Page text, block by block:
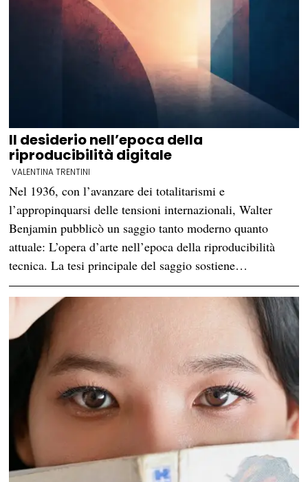
Il desiderio nell’epoca della
riproducibilità digitale
VALENTINA TRENTINI
Nel 1936, con l’avanzare dei totalitarismi e
l’appropinquarsi delle tensioni internazionali, Walter
Benjamin pubblicò un saggio tanto moderno quanto
attuale: L’opera d’arte nell’epoca della riproducibilità
tecnica. La tesi principale del saggio sostiene…